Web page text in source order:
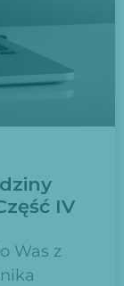
IV
Was z